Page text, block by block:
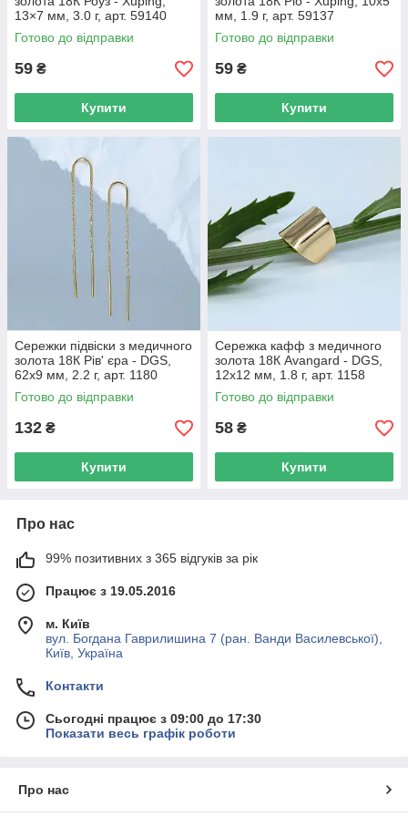
13×7 мм, 3.0 г, арт. 59140
Готово до відправки
59 ₴
Купити
мм, 1.9 г, арт. 59137
Готово до відправки
59 ₴
Купити
Сережки підвіски з медичного
золота 18К Рів' єра - DGS,
62х9 мм, 2.2 г, арт. 1180
Готово до відправки
132 ₴
Купити
Сережка кафф з медичного
золота 18К Avangard - DGS,
12х12 мм, 1.8 г, арт. 1158
Готово до відправки
58 ₴
Купити
Про нас
99% позитивних з 365 відгуків за рік
Працює з 19.05.2016
м. Київ
вул. Богдана Гаврилишина 7 (ран. Ванди Василевської),
Київ, Україна
Контакти
Сьогодні працює з 09:00 до 17:30
Показати весь графік роботи
Про нас